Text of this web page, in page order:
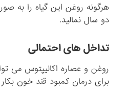
هرگونه روغن این گیاه را به
دو سال نمالید.
تداخل های احتمالی
روغن و عصاره اکالیپتوس می
برای درمان کمبود قند خون